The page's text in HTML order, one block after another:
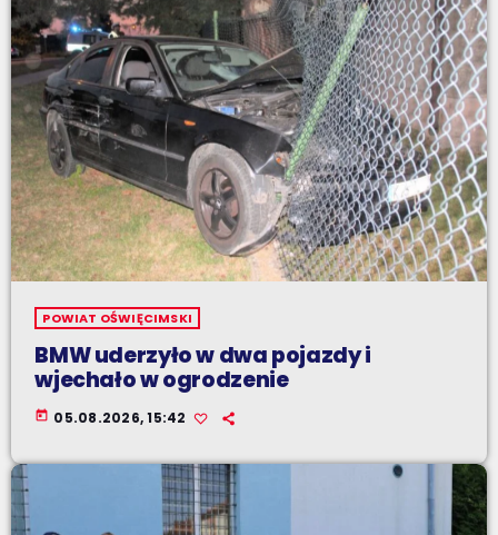
POWIAT OŚWIĘCIMSKI
BMW uderzyło w dwa pojazdy i
wjechało w ogrodzenie
today 05.08.2026, 15:42